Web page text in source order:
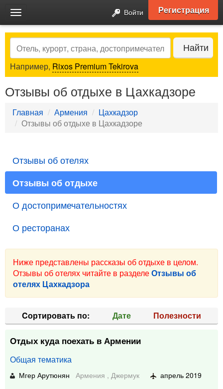
Toggle
navigation
Войти Регистрация
Search Найти
Например, Rixos Premium Tekirova
Отзывы об отдыхе в Цахкадзоре
Главная Армения
Цахкадзор
Отзывы об отдыхе в Цахкадзоре
Отзывы об отелях
Отзывы об отдыхе
О достопримечательностях
О ресторанах
Ниже представлены рассказы об отдыхе в целом.
Отзывы об отелях читайте в разделеОтзывы об
отелях Цахкадзора
Cортировать по: Дате Полезности
Отдых куда поехать в Армении
Общая тематика
Мгер Арутюнян Армения , Джермук апрель 2019